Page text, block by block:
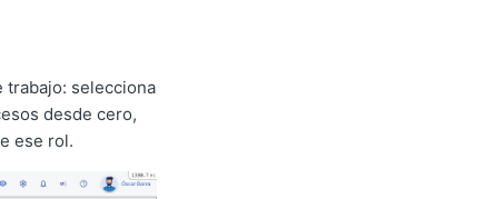
trabajo: selecciona
desde cero,
ese rol.